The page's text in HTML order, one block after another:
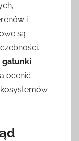
i
są
gatunki
ocenić